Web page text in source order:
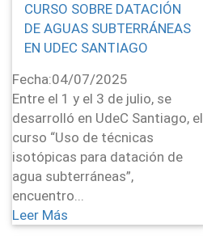
CURSO SOBRE DATACIÓN
DE AGUAS SUBTERRÁNEAS
EN UDEC SANTIAGO
Fecha:04/07/2025
Entre el 1 y el 3 de julio, se
desarrolló en UdeC Santiago, el
curso “Uso de técnicas
isotópicas para datación de
agua subterráneas”,
encuentro...
Leer Más